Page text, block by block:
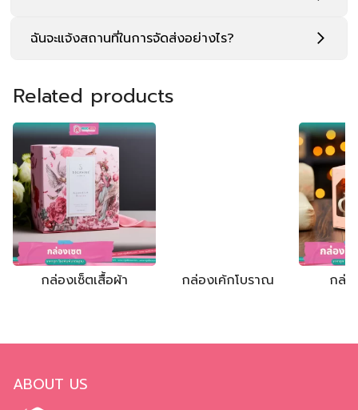
ฉันจะแจ้งสถานที่ในการจัดส่งอย่างไร?
Related products
กล่องเซ็ตเสื้อผ้า กล่องเค้กโบราณ กล่อ
ABOUT US